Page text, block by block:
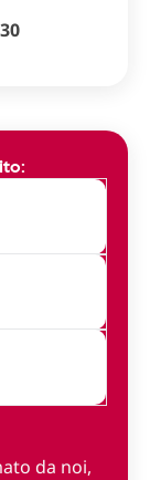
da noi,